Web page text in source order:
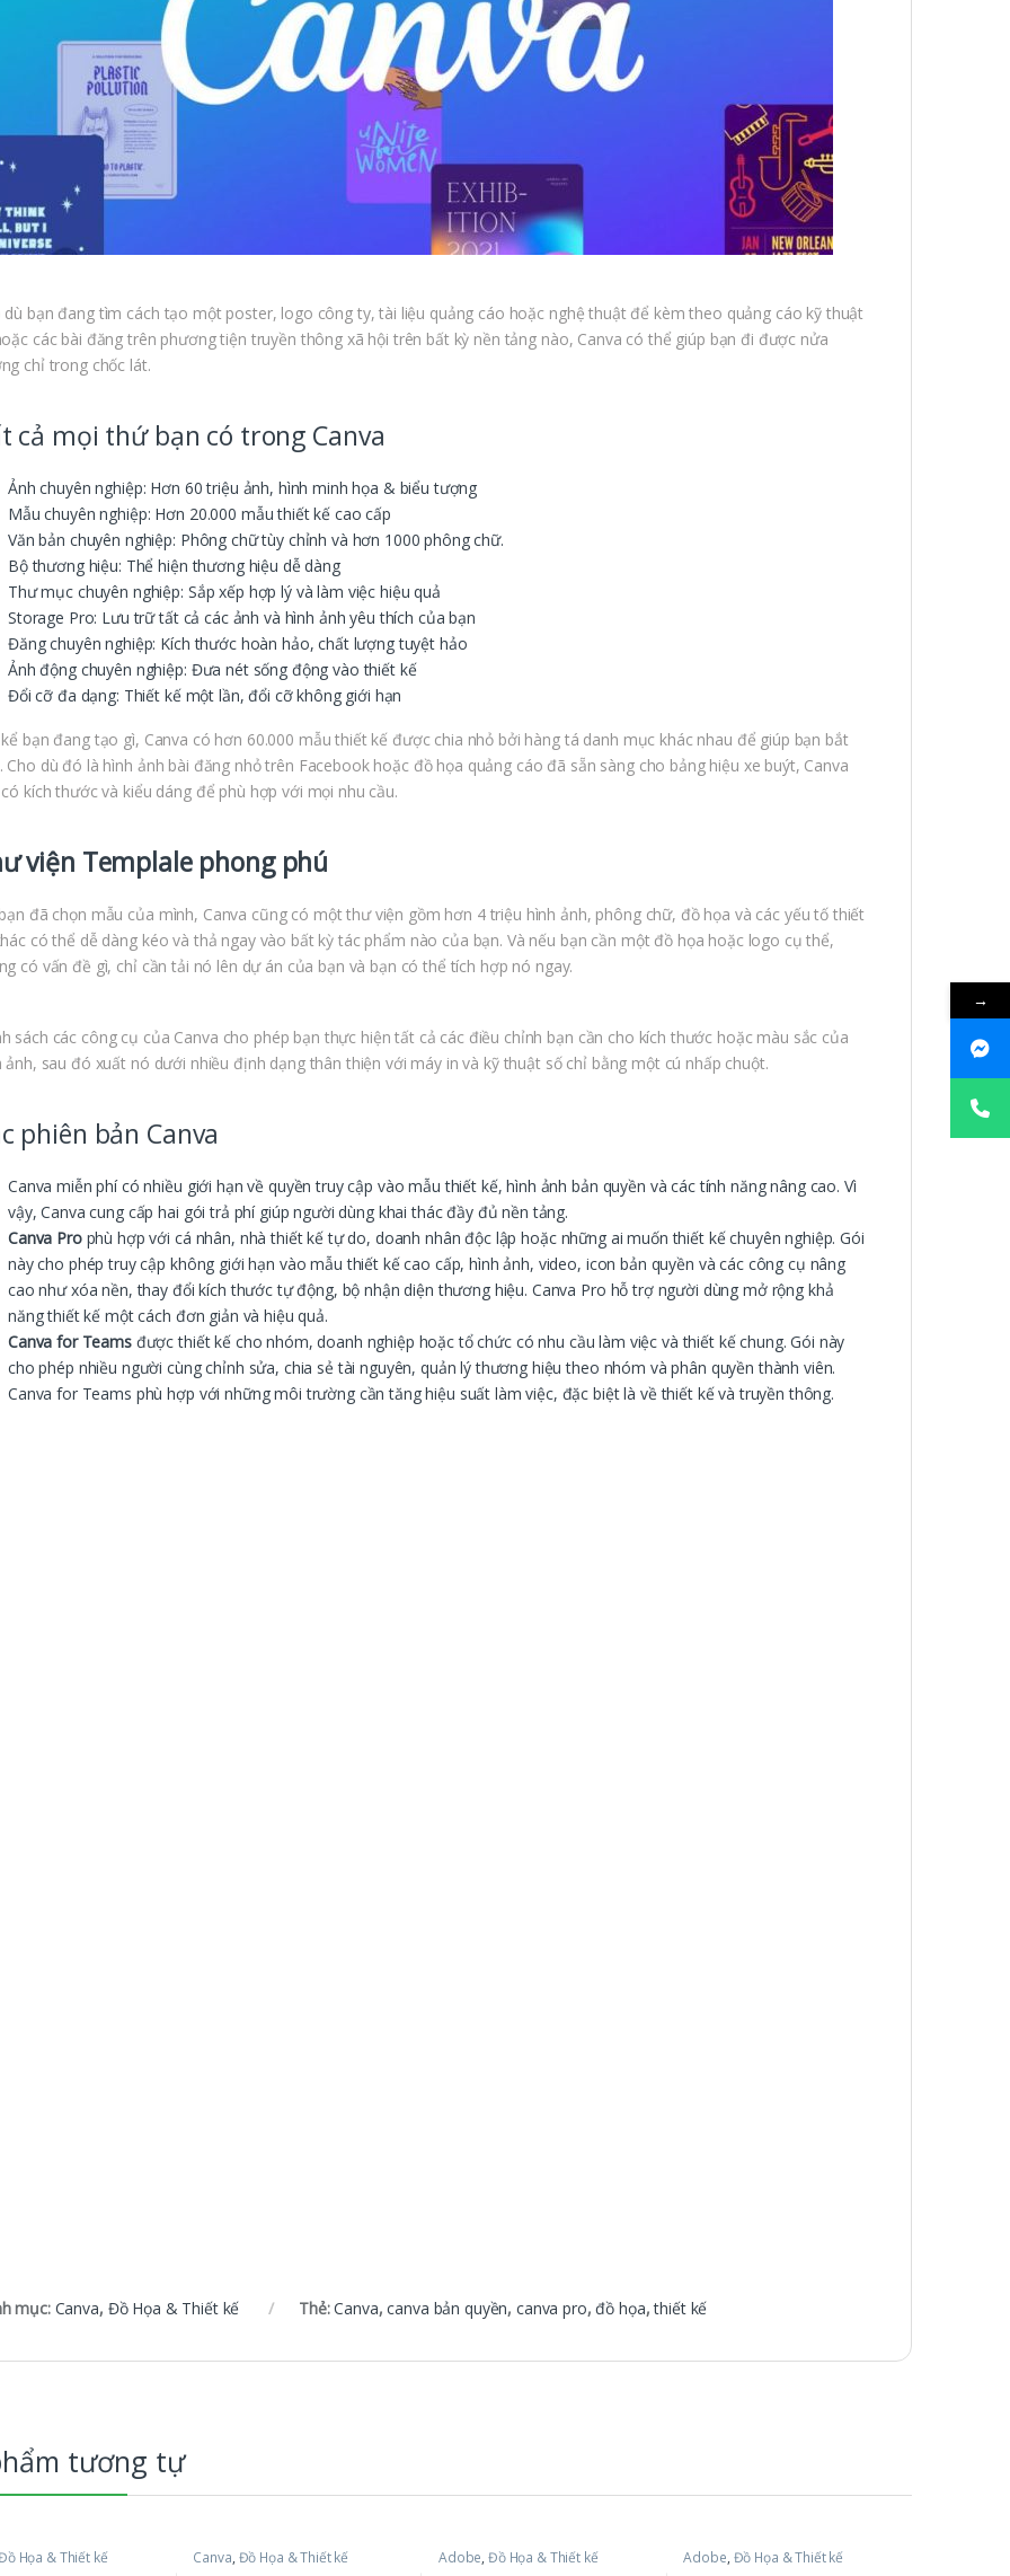
dù bạn đang tìm cách tạo một poster, logo công ty, tài liệu quảng cáo hoặc nghệ thuật để kèm theo quảng cáo kỹ thuật
các bài đăng trên phương tiện truyền thông xã hội trên bất kỳ nền tảng nào, Canva có thể giúp bạn đi được nửa
chỉ trong chốc lát.
cả mọi thứ bạn có trong Canva
Ảnh chuyên nghiệp: Hơn 60 triệu ảnh, hình minh họa & biểu tượng
Mẫu chuyên nghiệp: Hơn 20.000 mẫu thiết kế cao cấp
Văn bản chuyên nghiệp: Phông chữ tùy chỉnh và hơn 1000 phông chữ.
Bộ thương hiệu: Thể hiện thương hiệu dễ dàng
Thư mục chuyên nghiệp: Sắp xếp hợp lý và làm việc hiệu quả
Storage Pro: Lưu trữ tất cả các ảnh và hình ảnh yêu thích của bạn
Đăng chuyên nghiệp: Kích thước hoàn hảo, chất lượng tuyệt hảo
Ảnh động chuyên nghiệp: Đưa nét sống động vào thiết kế
Đổi cỡ đa dạng: Thiết kế một lần, đổi cỡ không giới hạn
bạn đang tạo gì, Canva có hơn 60.000 mẫu thiết kế được chia nhỏ bởi hàng tá danh mục khác nhau để giúp bạn bắt
Cho dù đó là hình ảnh bài đăng nhỏ trên Facebook hoặc đồ họa quảng cáo đã sẵn sàng cho bảng hiệu xe buýt, Canva
kích thước và kiểu dáng để phù hợp với mọi nhu cầu.
viện Templale phong phú
đã chọn mẫu của mình, Canva cũng có một thư viện gồm hơn 4 triệu hình ảnh, phông chữ, đồ họa và các yếu tố thiết
có thể dễ dàng kéo và thả ngay vào bất kỳ tác phẩm nào của bạn. Và nếu bạn cần một đồ họa hoặc logo cụ thể,
có vấn đề gì, chỉ cần tải nó lên dự án của bạn và bạn có thể tích hợp nó ngay.
sách các công cụ của Canva cho phép bạn thực hiện tất cả các điều chỉnh bạn cần cho kích thước hoặc màu sắc của
ảnh, sau đó xuất nó dưới nhiều định dạng thân thiện với máy in và kỹ thuật số chỉ bằng một cú nhấp chuột.
phiên bản Canva
Canva miễn phí có nhiều giới hạn về quyền truy cập vào mẫu thiết kế, hình ảnh bản quyền và các tính năng nâng cao. Vì
vậy, Canva cung cấp hai gói trả phí giúp người dùng khai thác đầy đủ nền tảng.
Canva Prophù hợp với cá nhân, nhà thiết kế tự do, doanh nhân độc lập hoặc những ai muốn thiết kế chuyên nghiệp. Gói
này cho phép truy cập không giới hạn vào mẫu thiết kế cao cấp, hình ảnh, video, icon bản quyền và các công cụ nâng
cao như xóa nền, thay đổi kích thước tự động, bộ nhận diện thương hiệu. Canva Pro hỗ trợ người dùng mở rộng khả
năng thiết kế một cách đơn giản và hiệu quả.
Canva for Teamsđược thiết kế cho nhóm, doanh nghiệp hoặc tổ chức có nhu cầu làm việc và thiết kế chung. Gói này
cho phép nhiều người cùng chỉnh sửa, chia sẻ tài nguyên, quản lý thương hiệu theo nhóm và phân quyền thành viên.
Canva for Teams phù hợp với những môi trường cần tăng hiệu suất làm việc, đặc biệt là về thiết kế và truyền thông.
mục: Canva, Đồ Họa & Thiết kế Thẻ:Canva,canva bản quyền, canva pro,đồ họa,thiết kế
tương tự
Họa & Thiết kế Canva, Đồ Họa & Thiết kế Adobe,Đồ Họa & Thiết kế Adobe, Đồ Họa & Thiết kế
→